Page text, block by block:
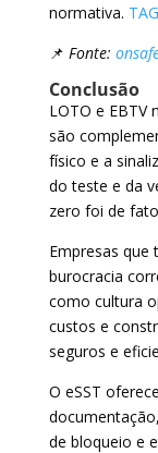
normativa.
📌 Fonte:
Conclusão
LOTO e
são
físico e a
do teste e da
zero foi de
Empresas
burocracia
como cultura
custos e
seguros e
O eSST
de bloqueio e